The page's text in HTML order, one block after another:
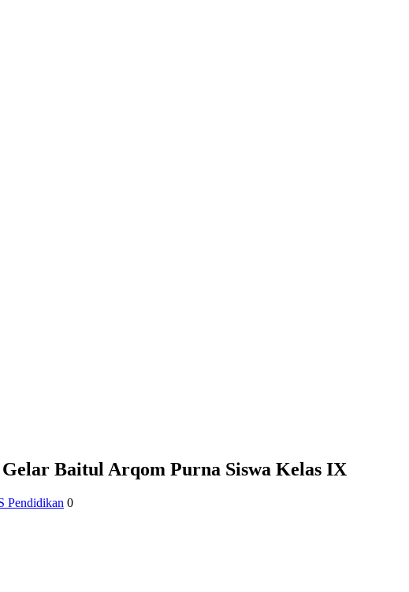
Baitul Arqom Purna Siswa Kelas IX
Pendidikan 0